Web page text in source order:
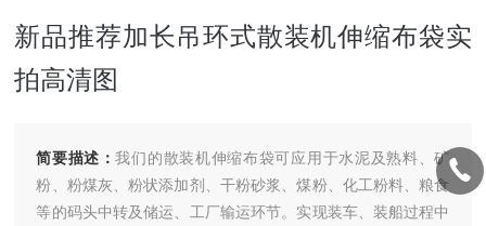
新品推荐加长吊环式散装机伸缩布袋实
拍高清图
简要描述：我们的散装机伸缩布袋可应用于水泥及熟料、矿
粉、粉煤灰、粉状添加剂、干粉砂浆、煤粉、化工粉料、粮食
等的码头中转及储运、工厂输运环节。实现装车、装船过程中